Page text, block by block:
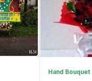
Hand Bouquet